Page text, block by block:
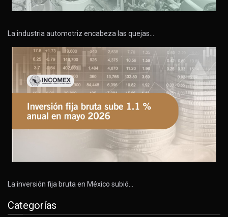
La industria automotriz encabeza las quejas…
La inversión fija bruta en México subió…
Categorías